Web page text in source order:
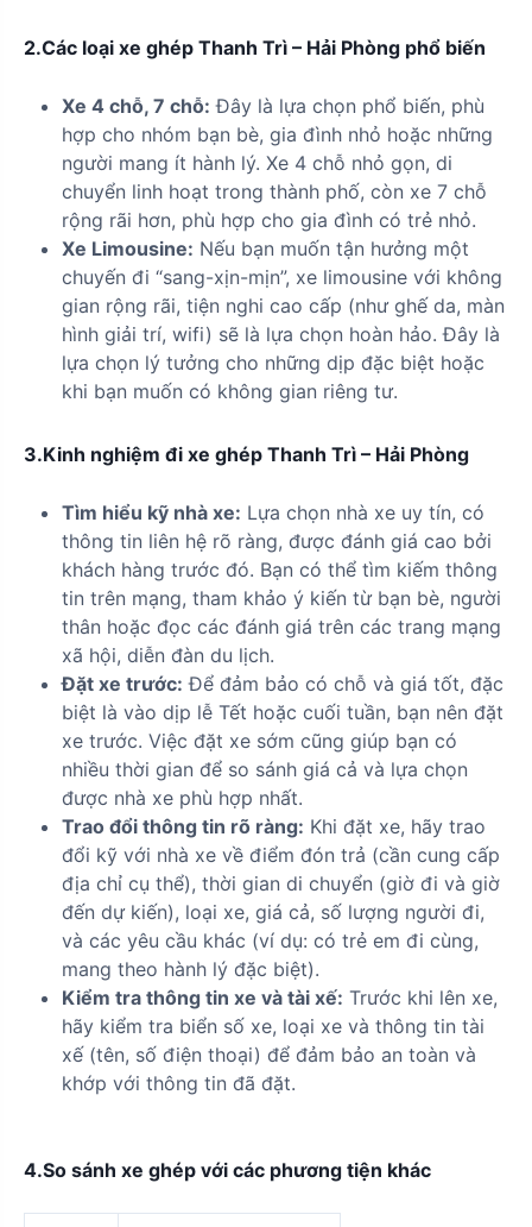
2.Các loại xe ghép Thanh Trì – Hải Phòng phổ biến
Xe 4 chỗ, 7 chỗ: Đây là lựa chọn phổ biến, phù
hợp cho nhóm bạn bè, gia đình nhỏ hoặc những
người mang ít hành lý. Xe 4 chỗ nhỏ gọn, di
chuyển linh hoạt trong thành phố, còn xe 7 chỗ
rộng rãi hơn, phù hợp cho gia đình có trẻ nhỏ.
Xe Limousine: Nếu bạn muốn tận hưởng một
chuyến đi “sang-xịn-mịn”, xe limousine với không
gian rộng rãi, tiện nghi cao cấp (như ghế da, màn
hình giải trí, wifi) sẽ là lựa chọn hoàn hảo. Đây là
lựa chọn lý tưởng cho những dịp đặc biệt hoặc
khi bạn muốn có không gian riêng tư.
3.Kinh nghiệm đi xe ghép Thanh Trì – Hải Phòng
Tìm hiểu kỹ nhà xe: Lựa chọn nhà xe uy tín, có
thông tin liên hệ rõ ràng, được đánh giá cao bởi
khách hàng trước đó. Bạn có thể tìm kiếm thông
tin trên mạng, tham khảo ý kiến từ bạn bè, người
thân hoặc đọc các đánh giá trên các trang mạng
xã hội, diễn đàn du lịch.
Đặt xe trước: Để đảm bảo có chỗ và giá tốt, đặc
biệt là vào dịp lễ Tết hoặc cuối tuần, bạn nên đặt
xe trước. Việc đặt xe sớm cũng giúp bạn có
nhiều thời gian để so sánh giá cả và lựa chọn
được nhà xe phù hợp nhất.
Trao đổi thông tin rõ ràng: Khi đặt xe, hãy trao
đổi kỹ với nhà xe về điểm đón trả (cần cung cấp
địa chỉ cụ thể), thời gian di chuyển (giờ đi và giờ
đến dự kiến), loại xe, giá cả, số lượng người đi,
và các yêu cầu khác (ví dụ: có trẻ em đi cùng,
mang theo hành lý đặc biệt).
Kiểm tra thông tin xe và tài xế: Trước khi lên xe,
hãy kiểm tra biển số xe, loại xe và thông tin tài
xế (tên, số điện thoại) để đảm bảo an toàn và
khớp với thông tin đã đặt.
4.So sánh xe ghép với các phương tiện khác